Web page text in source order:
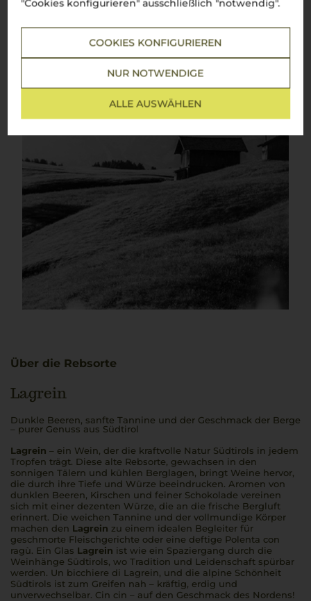
"Cookies konfigurieren" ausschließlich "notwendig".
COOKIES KONFIGURIEREN
NUR NOTWENDIGE
ALLE AUSWÄHLEN
Über die Rebsorte
Lagrein
Dunkle Beeren, sanfte Tannine und der Geschmack der Berge
– purer Genuss aus Südtirol
Lagrein – ein Wein, der die kraftvolle Natur Südtirols in jedem
Tropfen trägt. Diese alte Rebsorte, gewachsen in den
sonnigen Tälern und kühlen Berglagen, bringt Weine hervor,
die durch ihre Tiefe und Würze beeindrucken. Aromen von
dunklen Beeren, Kirschen und feiner Schokolade vereinen
sich mit einer dezenten Würze, die an die frische Bergluft
erinnert. Die weichen Tannine und der vollmundige Körper
machen den Lagrein zu einem idealen Begleiter für
geschmorte Fleischgerichte oder eine deftige Polenta con
ragù. Ein Glas Lagrein ist wie ein Spaziergang durch die
Weinhänge Südtirols, wo Tradition und Leidenschaft spürbar
werden. Un bicchiere di Lagrein, und die alpine Schönheit
Südtirols ist zum Greifen nah – kräftig, erdig und
unverwechselbar. Cin cin – auf den Geschmack des Nordens!